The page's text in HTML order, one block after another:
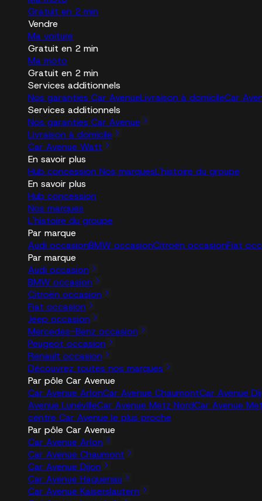
Gratuit en 2 min
Vendre
Ma voiture
Gratuit en 2 min
Ma moto
Gratuit en 2 min
Services additionnels
Nos garanties Car AvenueLivraison à domicileCar
Services additionnels
Nos garanties Car Avenue
Livraison à domicile
Car Avenue Watt
En savoir plus
Hub concession Nos marquesL'histoire du groupe
En savoir plus
Hub concession
Nos marques
L'histoire du groupe
Par marque
Audi occasionBMW occasionCitroën occasionFiat
Par marque
Audi occasion
BMW occasion
Citroën occasion
Fiat occasion
Jeep occasion
Mercedes-Benz occasion
Peugeot occasion
Renault occasion
Découvrez toutes nos marques
Par pôle Car Avenue
Car Avenue ArlonCar Avenue ChaumontCar Avenue
Avenue LunévilleCar Avenue Metz NordCar Avenue
centre Car Avenue le plus proche
Par pôle Car Avenue
Car Avenue Arlon
Car Avenue Chaumont
Car Avenue Dijon
Car Avenue Haguenau
Car Avenue Kaiserslautern